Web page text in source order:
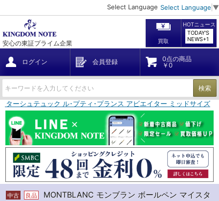
Select Language Select Language ▼
安心の東証プライム企業 買取
HOTニュース
TODAY'S
NEWS+1
ログイン 会員登録
0点の商品
￥0
検索
ーシュテュック ル･プティ･プランス アビエイター ミッドサイズ
中古 良品
MONTBLANC モンブラン ボールペン マイスタ